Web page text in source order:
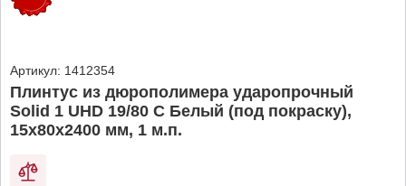
Артикул: 1412354
Плинтус из дюрополимера ударопрочный
Solid 1 UHD 19/80 C Белый (под покраску),
15х80х2400 мм, 1 м.п.